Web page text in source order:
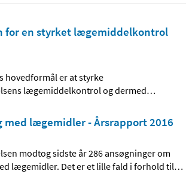
for en styrket lægemiddelkontrol
hovedformål er at styrke
lægemiddelkontrol og dermed…
med lægemidler - Årsrapport 2016
modtog sidste år 286 ansøgninger om
lægemidler. Det er et lille fald i forhold til…